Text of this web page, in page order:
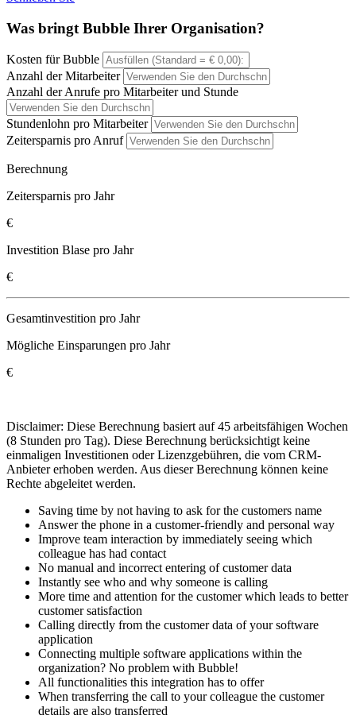
Was bringt Bubble Ihrer Organisation?
Kosten für Bubble
Anzahl der Mitarbeiter
Anzahl der Anrufe pro Mitarbeiter und Stunde
Stundenlohn pro Mitarbeiter
Zeitersparnis pro Anruf
Berechnung
Zeitersparnis pro Jahr
€
Investition Blase pro Jahr
€
Gesamtinvestition pro Jahr
Mögliche Einsparungen pro Jahr
€
Disclaimer: Diese Berechnung basiert auf 45 arbeitsfähigen Wochen
(8 Stunden pro Tag). Diese Berechnung berücksichtigt keine
einmaligen Investitionen oder Lizenzgebühren, die vom CRM-
Anbieter erhoben werden. Aus dieser Berechnung können keine
Rechte abgeleitet werden.
Saving time by not having to ask for the customers name
Answer the phone in a customer-friendly and personal way
Improve team interaction by immediately seeing which
colleague has had contact
No manual and incorrect entering of customer data
Instantly see who and why someone is calling
More time and attention for the customer which leads to better
customer satisfaction
Calling directly from the customer data of your software
application
Connecting multiple software applications within the
organization? No problem with Bubble!
All functionalities this integration has to offer
When transferring the call to your colleague the customer
details are also transferred